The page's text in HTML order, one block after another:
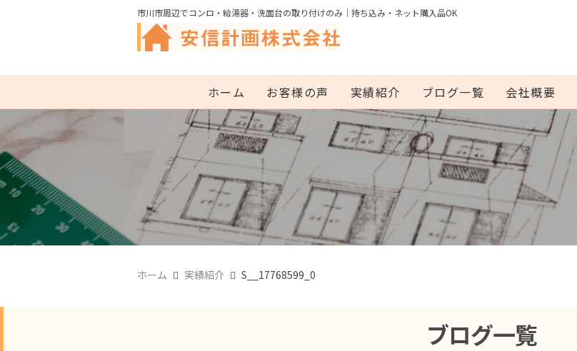
市川市周辺でコンロ・給湯器・洗面台の取り付けのみ｜持ち込み・ネット購入品OK
ホーム お客様の声 実績紹介 ブログ一覧 会社概要
ホーム 実績紹介 S__17768599_0
ブログ一覧